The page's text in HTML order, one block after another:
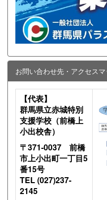
お問い合わせ先・アクセス
【代表】
群馬県立赤城特別
支援学校（前橋上
小出校舎）
〒371-0037 前橋
市上小出町一丁目5
番15号
TEL (027)237-
2145